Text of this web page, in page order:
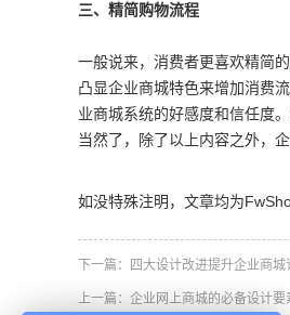
三、精简购物流程
一般说来，消费者更喜欢精简
凸显企业商城特色来增加消费
业商城系统的好感度和信任度
当然了，除了以上内容之外，
如没特殊注明，文章均为
下一篇： 四大设计改进提升企业商城
上一篇： 企业网上商城的必备设计要